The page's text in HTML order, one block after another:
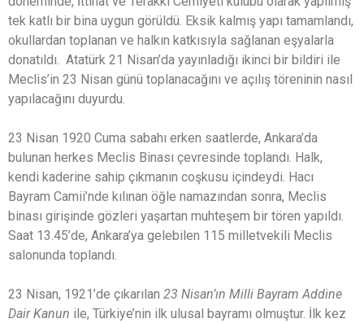
tek katlı bir bina uygun görüldü. Eksik kalmış yapı tamamlandı,
okullardan toplanan ve halkın katkısıyla sağlanan eşyalarla
donatıldı. Atatürk 21 Nisan’da yayınladığı ikinci bir bildiri ile
Meclis’in 23 Nisan günü toplanacağını ve açılış töreninin nasıl
yapılacağını duyurdu.
23 Nisan 1920 Cuma sabahı erken saatlerde, Ankara’da
bulunan herkes Meclis Binası çevresinde toplandı. Halk,
kendi kaderine sahip çıkmanın coşkusu içindeydi. Hacı
Bayram Camii’nde kılınan öğle namazından sonra, Meclis
binası girişinde gözleri yaşartan muhteşem bir tören yapıldı.
Saat 13.45’de, Ankara’ya gelebilen 115 milletvekili Meclis
salonunda toplandı.
23 Nisan, 1921’de çıkarılan 23 Nisan’ın Milli Bayram Addine
Dair Kanun ile, Türkiye’nin ilk ulusal bayramı olmuştur. İlk kez